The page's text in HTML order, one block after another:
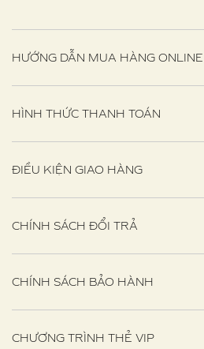
HƯỚNG DẪN MUA HÀNG ONLINE
HÌNH THỨC THANH TOÁN
ĐIỀU KIỆN GIAO HÀNG
CHÍNH SÁCH ĐỔI TRẢ
CHÍNH SÁCH BẢO HÀNH
CHƯƠNG TRÌNH THẺ VIP